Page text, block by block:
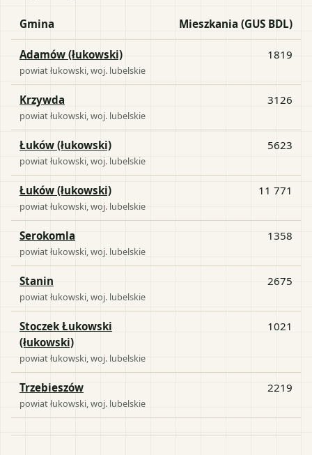
Gmina Mieszkania (GUS BDL)
Adamów (łukowski)
powiatłukowski , woj. lubelskie
1819
Krzywda
powiatłukowski , woj. lubelskie
3126
Łuków (łukowski)
powiatłukowski , woj. lubelskie
5623
Łuków (łukowski)
powiatłukowski , woj. lubelskie
11 771
Serokomla
powiatłukowski , woj. lubelskie
1358
Stanin
powiatłukowski , woj. lubelskie
2675
Stoczek Łukowski
(łukowski)
powiatłukowski , woj. lubelskie
1021
Trzebieszów
powiatłukowski , woj. lubelskie
2219